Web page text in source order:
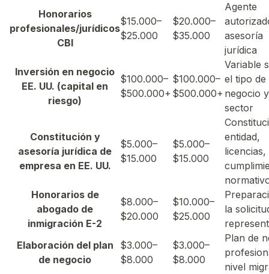
Honorarios
profesionales/jurídicos
CBI
$15.000–
$25.000
$20.000–
$35.000
Agente
asesoría
jurídica
Inversión en negocio
EE. UU. (capital en
riesgo)
$100.000–
$500.000+
$100.000–
$500.000+
Variable
el tipo de
negocio y
sector
Constitución y
asesoría jurídica de
empresa en EE. UU.
$5.000–
$15.000
$5.000–
$15.000
entidad,
licencias,
Honorarios de
abogado de
inmigración E-2
$8.000–
$20.000
$10.000–
$25.000
la
Elaboración del plan
de negocio
$3.000–
$8.000
$3.000–
$8.000
Plan de
nivel